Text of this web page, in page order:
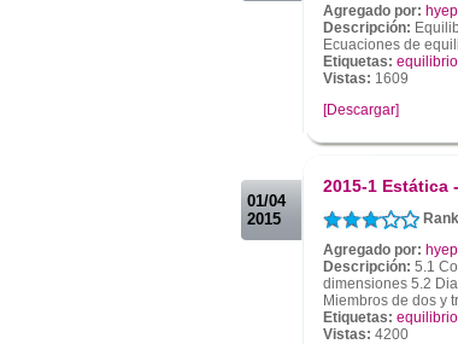
Agregado por:
Descripción:
Ecuaciones de
Etiquetas: equilibrio
Vistas: 1609
[Descargar]
01/04
2015
2015-1 Estática
Agregado por:
Descripción: 5.1
dimensiones 5.2
Miembros de dos y
Etiquetas: equilibrio
Vistas: 4200